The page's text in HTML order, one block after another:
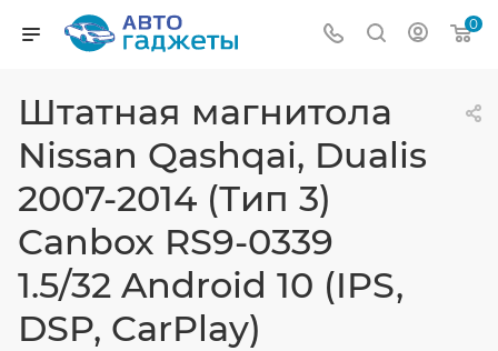
0
Штатная магнитола
Nissan Qashqai, Dualis
2007-2014 (Тип 3)
Canbox RS9-0339
1.5/32 Android 10 (IPS,
DSP, CarPlay)